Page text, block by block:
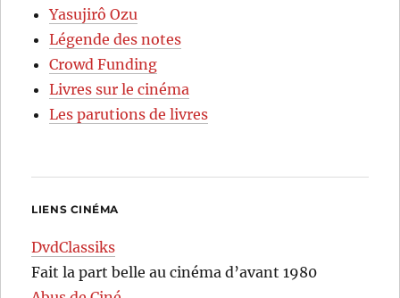
Yasujirô Ozu
Légende des notes
Crowd Funding
Livres sur le cinéma
Les parutions de livres
LIENS CINÉMA
DvdClassiks
Fait la part belle au cinéma d’avant 1980